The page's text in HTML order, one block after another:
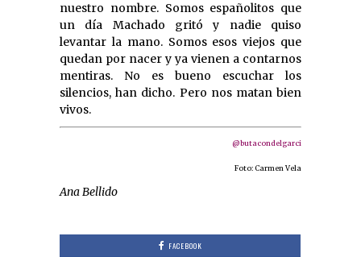
nuestro nombre. Somos españolitos que
un día Machado gritó y nadie quiso
levantar la mano. Somos esos viejos que
quedan por nacer y ya vienen a contarnos
mentiras. No es bueno escuchar los
silencios, han dicho. Pero nos matan bien
vivos.
@butacondelgarci
Foto: Carmen Vela
Ana Bellido
FACEBOOK